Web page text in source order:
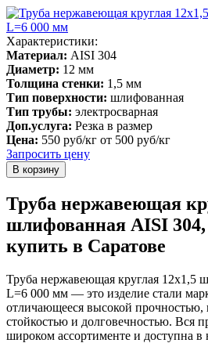
Характеристики:
Материал: AISI 304
Диаметр: 12 мм
Толщина стенки: 1,5 мм
Тип поверхности: шлифованная
Тип трубы: электросварная
Доп.услуга: Резка в размер
Цена: 550 руб/кг от 500 руб/кг
Запросить цену
Труба нержавеющая
шлифованная AISI
купить в Саратове
Труба нержавеющая круглая 12х1,5
L=6 000 мм — это изделие стали
отличающееся высокой прочностью,
стойкостью и долговечностью. Вся
широком ассортименте и доступна в